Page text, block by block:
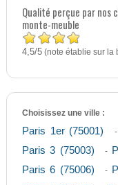
Qualité perçue par nos
monte-meuble
4,5/5(note établie sur la
Choisissez une ville :
Paris 1er (75001) -
Paris 3 (75003) -
Paris 6 (75006) -